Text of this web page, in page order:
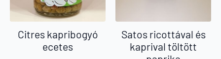
Citres kapribogyó
ecetes
Satos ricottával és
kaprival töltött